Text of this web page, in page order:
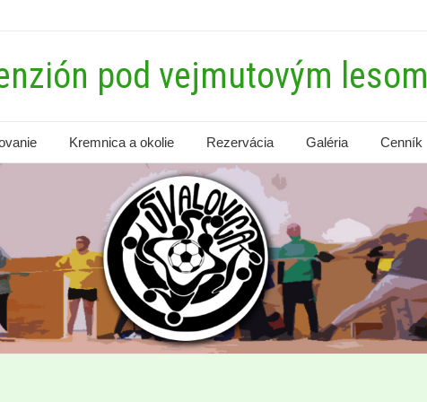
pod vejmutovým lesom
Kremnica a okolie Rezervácia Galéria Cenník